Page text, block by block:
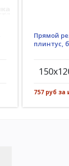
Прямой
плинтус,
757 руб